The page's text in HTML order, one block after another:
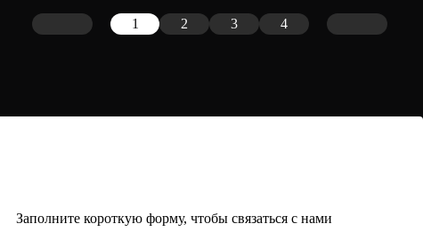
1 2 3 4
Заполните короткую форму, чтобы связаться с нами